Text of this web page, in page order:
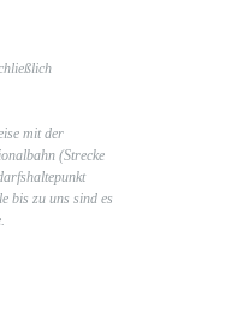
mit der
(Strecke
bis zu uns sind es